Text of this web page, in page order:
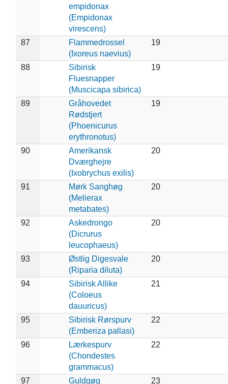
empidonax
(Empidonax
virescens)
87
Flammedrossel
(Ixoreus naevius)
19
88
Sibirisk
Fluesnapper
(Muscicapa sibirica)
19
89
Gråhovedet
Rødstjert
(Phoenicurus
erythronotus)
19
90
Amerikansk
Dværghejre
(Ixobrychus exilis)
20
91
Mørk Sanghøg
(Melierax
metabates)
20
92
Askedrongo
(Dicrurus
leucophaeus)
20
93
Østlig Digesvale
(Riparia diluta)
20
94
Sibirisk Allike
(Coloeus
dauuricus)
21
95
Sibirisk Rørspurv
(Emberiza pallasi)
22
96
Lærkespurv
(Chondestes
grammacus)
22
97 Guldgøg 23